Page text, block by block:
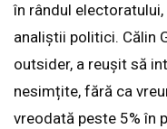
în rândul
analiștii politici. Călin
outsider, a reușit să
nesimțite, fără ca
vreodată peste 5% în